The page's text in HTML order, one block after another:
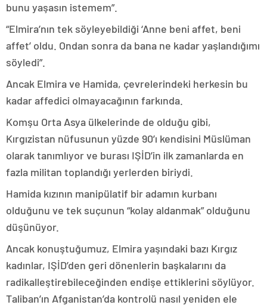
bunu yaşasın istemem”.
“Elmira’nın tek söyleyebildiği ‘Anne beni affet, beni
affet’ oldu. Ondan sonra da bana ne kadar yaşlandığımı
söyledi”.
Ancak Elmira ve Hamida, çevrelerindeki herkesin bu
kadar affedici olmayacağının farkında.
Komşu Orta Asya ülkelerinde de olduğu gibi,
Kırgızistan nüfusunun yüzde 90’ı kendisini Müslüman
olarak tanımlıyor ve burası IŞİD’in ilk zamanlarda en
fazla militan toplandığı yerlerden biriydi.
Hamida kızının manipülatif bir adamın kurbanı
olduğunu ve tek suçunun “kolay aldanmak” olduğunu
düşünüyor.
Ancak konuştuğumuz, Elmira yaşındaki bazı Kırgız
kadınlar, IŞİD’den geri dönenlerin başkalarını da
radikalleştirebileceğinden endişe ettiklerini söylüyor.
Taliban’ın Afganistan’da kontrolü nasıl yeniden ele